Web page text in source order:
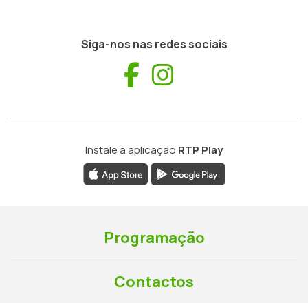
Siga-nos nas redes sociais
Facebook
Instale a aplicação RTP Play
Programação
Contactos